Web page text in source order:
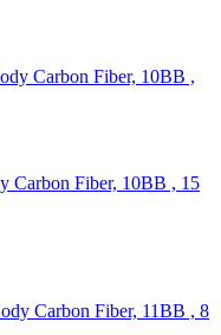
Carbon Fiber, 10BB , 15